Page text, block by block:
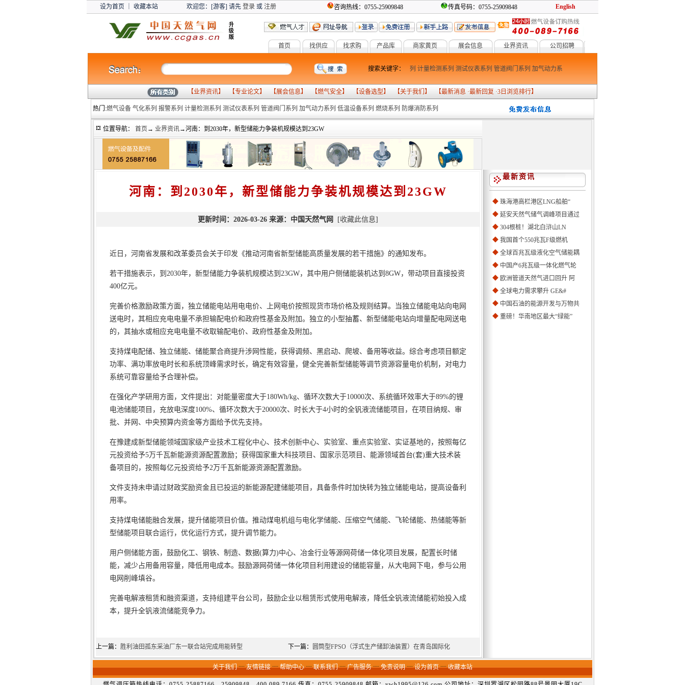
设为首页 收藏本站 欢迎您：[游客] 请先 登录或 注册 咨询热线：0755-25909848 传真号码：0755-25909848 English
首页 找供应 找求购 产品库 商家黄页 展会信息 业界资讯 公司招聘
搜索关键字：
燃气设备 气化系列 报警系列 计量检测系列 测试仪表系列 管道阀门系列 加气动力系列
【业界资讯】 【专业论文】 【展会信息】 【燃气安全】 【设备选型】 【关于我们 】 【最新消息 ·最新回复 ·3日浏览排行】
热门:燃气设备 气化系列 报警系列 计量检测系列 测试仪表系列 管道阀门系列 加气动力系列 低温设备系列 燃烧系列 防爆消防系列
位置导航： 首页 → 业界资讯→河南：到2030年，新型储能力争装机规模达到23GW
河南：到2030年，新型储能力争装机规模达到23GW
更新时间：2026-03-26 来源：中国天然气网 [收藏此信息]
近日，河南省发展和改革委员会关于印发《推动河南省新型储能高质量发展的若干措施》的通知发布。
若干措施表示，到2030年，新型储能力争装机规模达到23GW，其中用户侧储能装机达到8GW，带动项目直接投资
400亿元。
完善价格激励政策方面，独立储能电站用电电价、上网电价按照现货市场价格及规则结算。当独立储能电站向电网
送电时，其相应充电电量不承担输配电价和政府性基金及附加。独立的小型抽蓄、新型储能电站向增量配电网送电
的，其抽水或相应充电电量不收取输配电价、政府性基金及附加。
支持煤电配储、独立储能、储能聚合商提升涉网性能，获得调频、黑启动、爬坡、备用等收益。综合考虑项目额定
功率、满功率放电时长和系统顶峰需求时长，确定有效容量，健全完善新型储能等调节资源容量电价机制，对电力
系统可靠容量给予合理补偿。
在强化产学研用方面，文件提出：对能量密度大于180Wh/kg、循环次数大于10000次、系统循环效率大于89%的锂
电池储能项目，充放电深度100%、循环次数大于20000次、时长大于4小时的全钒液流储能项目，在项目纳规、审
批、并网、中央预算内资金等方面给予优先支持。
在豫建成新型储能领域国家级产业技术工程化中心、技术创新中心、实验室、重点实验室、实证基地的，按照每亿
元投资给予5万千瓦新能源资源配置激励；获得国家重大科技项目、国家示范项目、能源领域首台(套)重大技术装
备项目的，按照每亿元投资给予2万千瓦新能源资源配置激励。
文件支持未申请过财政奖励资金且已投运的新能源配建储能项目，具备条件时加快转为独立储能电站，提高设备利
用率。
支持煤电储能融合发展，提升储能项目价值。推动煤电机组与电化学储能、压缩空气储能、飞轮储能、热储能等新
型储能项目联合运行，优化运行方式，提升调节能力。
用户侧储能方面，鼓励化工、钢铁、制造、数据(算力)中心、冶金行业等源网荷储一体化项目发展，配置长时储
能，减少占用备用容量，降低用电成本。鼓励源网荷储一体化项目利用建设的储能容量，从大电网下电，参与公用
电网削峰填谷。
完善电解液租赁和融资渠道，支持组建平台公司，鼓励企业以租赁形式使用电解液，降低全钒液流储能初始投入成
本，提升全钒液流储能竞争力。
上一篇： 胜利油田孤东采油厂东一联合站完成用能转型 下一篇： 圆筒型FPSO（浮式生产储卸油装置）在青岛国际化
最新资讯
◆ 珠海港高栏港区LNG船舶“
◆ 延安天然气储气调峰项目通过
◆ 304根桩！湖北白浒山LN
◆ 我国首个550兆瓦F级燃机
◆ 全球百兆瓦级液化空气储能耦
◆ 中国产6兆瓦级一体化燃气轮
◆ 欧洲管道天然气进口回升 阿
◆ 全球电力需求攀升 GE&#
◆ 中国石油的能源开发与万物共
◆ 重磅！华南地区最大“绿能”
关于我们┈友情链接┈帮助中心┈联系我们┈广告服务┈免责说明┈设为首页┈收藏本站